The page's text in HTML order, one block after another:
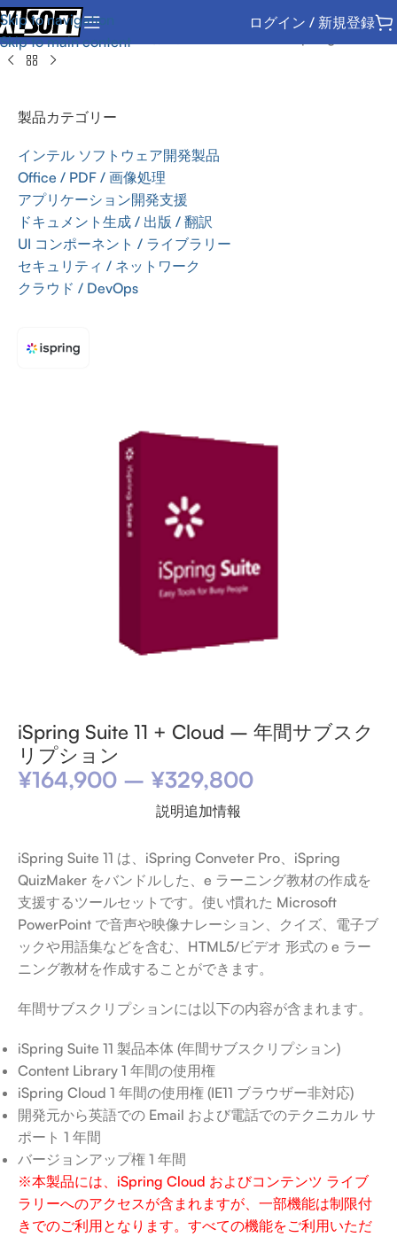
Skip to navigation
Skip to main content
ログイン / 新規登録
ーム/Office / PDF / 画像処理
製品カテゴリー
インテル ソフトウェア開発製品
Office / PDF / 画像処理
アプリケーション開発支援
ドキュメント生成 / 出版 / 翻訳
UI コンポーネント / ライブラリー
セキュリティ / ネットワーク
クラウド / DevOps
iSpring Suite 11 + Cloud – 年間サブスク
リプション
¥164,900 – ¥329,800
説明追加情報
iSpring Suite 11 は、iSpring Conveter Pro、iSpring
QuizMaker をバンドルした、e ラーニング教材の作成を
支援するツールセットです。使い慣れた Microsoft
PowerPoint で音声や映像ナレーション、クイズ、電子ブ
ックや用語集などを含む、HTML5/ビデオ 形式の e ラー
ニング教材を作成することができます。
年間サブスクリプションには以下の内容が含まれます。
iSpring Suite 11 製品本体 (年間サブスクリプション)
Content Library 1 年間の使用権
iSpring Cloud 1 年間の使用権 (IE11 ブラウザー非対応)
開発元から英語での Email および電話でのテクニカル サ
ポート 1 年間
バージョンアップ権 1 年間
※本製品には、iSpring Cloud およびコンテンツ ライブ
ラリーへのアクセスが含まれますが、一部機能は制限付
きでのご利用となります。すべての機能をご利用いただ